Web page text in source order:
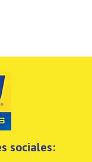
sociales: